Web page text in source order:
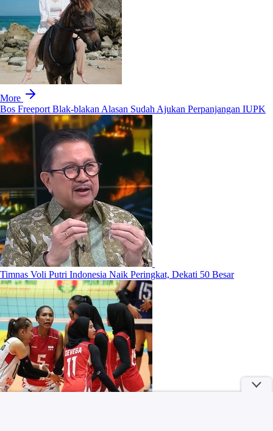
More
Bos Freeport Blak-blakan Alasan Sudah Ajukan Perpanjangan IUPK
Timnas Voli Putri Indonesia Naik Peringkat, Dekati 50 Besar